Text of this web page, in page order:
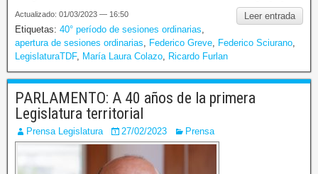
Leer entrada
Actualizado: 01/03/2023 — 16:50
Etiquetas: 40° período de sesiones ordinarias
apertura de sesiones ordinarias
Federico Greve Federico Sciurano
LegislaturaTDF, María Laura Colazo Ricardo Furlan
PARLAMENTO: A 40 años de la primera
Legislatura territorial
Prensa Legislatura 27/02/2023 Prensa